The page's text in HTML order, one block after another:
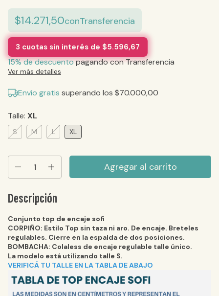
$14.271,50conTransferencia
3 cuotas sin interés de $5.596,67
15% de descuentopagando con Transferencia
Ver más detalles
Envío gratis superando los$70.000,00
Talle: XL
S M L XL
Descripción
Conjunto top de encaje sofi
CORPIÑO: Estilo Top sin taza ni aro. De encaje. Breteles
regulables. Cierre en la espalda de dos posiciones.
BOMBACHA: Colaless de encaje regulable talle único.
La modelo está utilizando talle S.
VERIFICÁ TU TALLE EN LA TABLA DE ABAJO